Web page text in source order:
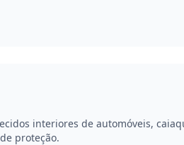
interiores de automóveis,
proteção.